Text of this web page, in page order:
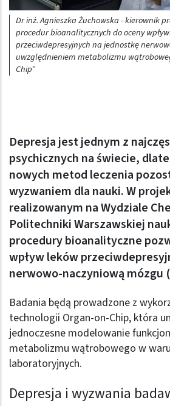
Dr inż. Agnieszka Żuchowska - kierownik
procedur bioanalitycznych do oceny
przeciwdepresyjnych na jednostkę
uwzględnieniem metabolizmu
Chip”
Depresja jest jednym z
psychicznych na świecie,
nowych metod leczenia
wyzwaniem dla nauki. W
realizowanym na Wydziale
Politechniki Warszawskiej
procedury bioanalityczne
wpływ leków
nerwowo-naczyniową mózgu
Badania będą prowadzone z
technologii Organ-on-Chip, która
jednoczesne modelowanie
metabolizmu wątrobowego w
laboratoryjnych.
Depresja i wyzwania